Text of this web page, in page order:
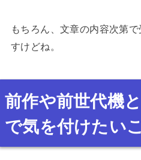
もちろん、文章の内容次第
すけどね。
前作や前世代機
で気を付けたい